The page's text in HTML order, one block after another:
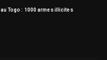
Togo : 1000 armes illicites